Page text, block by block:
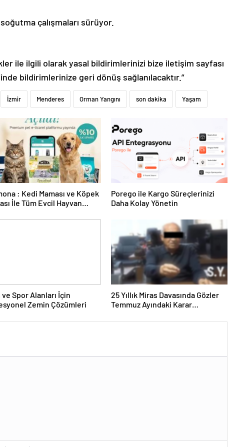
çalışmaları sürüyor.
ile ilgili olarak yasal bildirimlerinizi bize iletişim sayfası
bildirimlerinize geri dönüş sağlanılacaktır.”
İzmir Menderes Orman Yangını son dakika Yaşam
: Kedi Maması ve Köpek
İle Tüm Evcil Hayvan
Porego ile Kargo Süreçlerinizi
Daha Kolay Yönetin
Spor Alanları İçin
Zemin Çözümleri
25 Yıllık Miras Davasında Gözler
Temmuz Ayındaki Karar